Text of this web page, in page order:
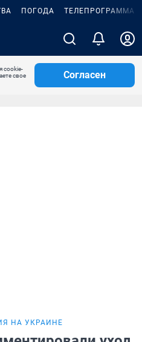
ПОГОДА ТЕЛЕПРОГРАММА
cookie-
свое
Согласен
НА УКРАИНЕ